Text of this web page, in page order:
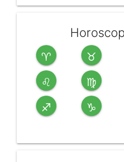
♈ ♉
♌ ♍
♐ ♑